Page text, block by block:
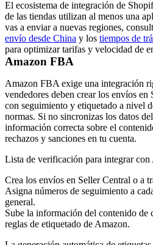
El ecosistema de integración de
de las tiendas utilizan al menos una
vas a enviar a nuevas regiones,
envío desde China y los tiempos de
para optimizar tarifas y velocidad de
Amazon FBA
Amazon FBA exige una integración
vendedores deben crear los envíos
con seguimiento y etiquetado a nivel
normas. Si no sincronizas los datos
información correcta sobre el
rechazos y sanciones en tu cuenta.
Lista de verificación para integrar
Crea los envíos en Seller Central o a
Asigna números de seguimiento a
general.
Sube la información del contenido de
reglas de etiquetado de Amazon.